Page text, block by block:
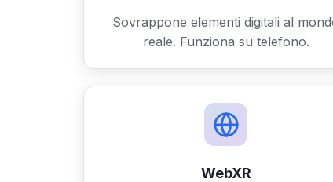
Sovrappone elementi digitali al
reale. Funziona su telefono.
WebXR